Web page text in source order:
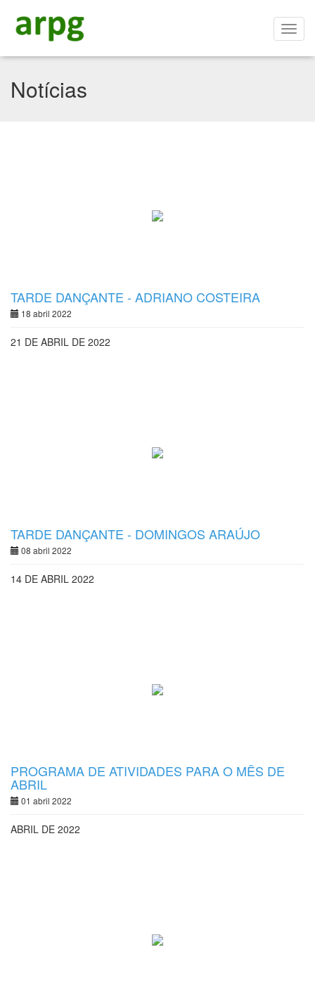
Notícias
TARDE DANÇANTE - ADRIANO COSTEIRA
18 abril 2022
21 DE ABRIL DE 2022
TARDE DANÇANTE - DOMINGOS ARAÚJO
08 abril 2022
14 DE ABRIL 2022
PROGRAMA DE ATIVIDADES PARA O MÊS DE
ABRIL
01 abril 2022
ABRIL DE 2022